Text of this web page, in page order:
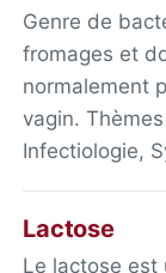
Genre de
fromages et
normalement
vagin.
Infectiologie,
Lactose
Le lactose est